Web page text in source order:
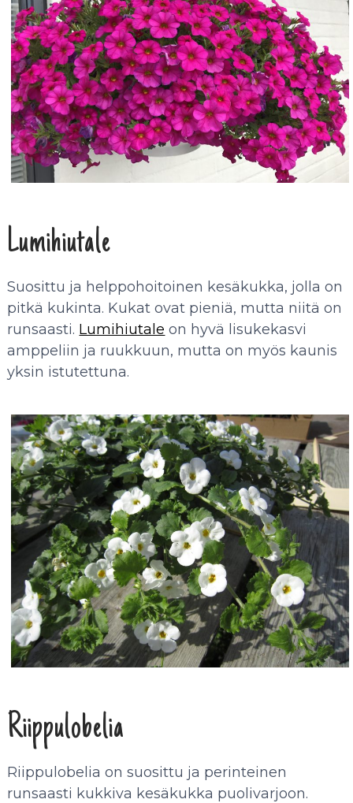
Lumihiutale
Suosittu ja helppohoitoinen kesäkukka, jolla on
pitkä kukinta. Kukat ovat pieniä, mutta niitä on
runsaasti. Lumihiutale on hyvä lisukekasvi
amppeliin ja ruukkuun, mutta on myös kaunis
yksin istutettuna.
Riippulobelia
Riippulobelia on suosittu ja perinteinen
runsaasti kukkiva kesäkukka puolivarjoon.